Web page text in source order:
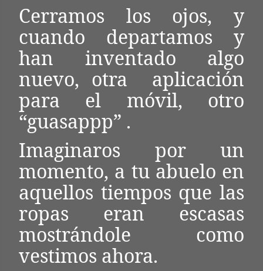
Cerramos los ojos, y
cuando departamos y
han inventado algo
nuevo, otra
aplicación
para el móvil, otro
“guasappp” .
Imaginaros por un
momento, a tu abuelo en
aquellos tiempos que las
ropas eran escasas
mostrándole como
vestimos ahora.